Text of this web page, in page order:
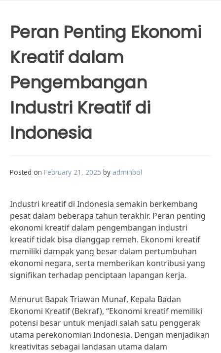
Peran Penting Ekonomi
Kreatif dalam
Pengembangan
Industri Kreatif di
Indonesia
Posted on February 21, 2025 by adminbol
Industri kreatif di Indonesia semakin berkembang
pesat dalam beberapa tahun terakhir. Peran penting
ekonomi kreatif dalam pengembangan industri
kreatif tidak bisa dianggap remeh. Ekonomi kreatif
memiliki dampak yang besar dalam pertumbuhan
ekonomi negara, serta memberikan kontribusi yang
signifikan terhadap penciptaan lapangan kerja.
Menurut Bapak Triawan Munaf, Kepala Badan
Ekonomi Kreatif (Bekraf), “Ekonomi kreatif memiliki
potensi besar untuk menjadi salah satu penggerak
utama perekonomian Indonesia. Dengan menjadikan
kreativitas sebagai landasan utama dalam